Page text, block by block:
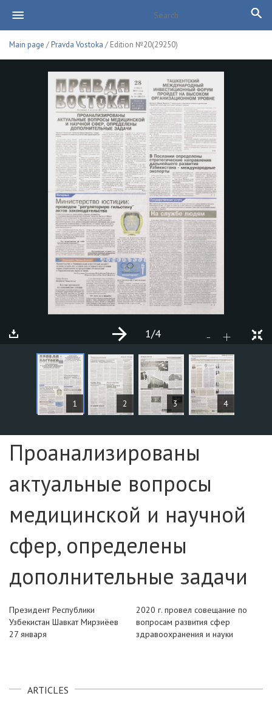
Main page /Pravda Vostoka / Edition №20(29250)
1 2 3 4
- +
1/4
ARTICLES
Page №1
Проанализированы
актуальные вопросы
медицинской и научной
сфер, определены
дополнительные задачи
Президент Республики
Узбекистан Шавкат Мирзиёев
27 января
2020 г. провел совещание по
вопросам развития сфер
здравоохранения и науки
ARTICLES